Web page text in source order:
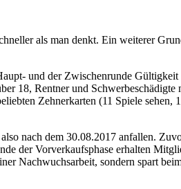
als man denkt. Ein weiterer
und der Zwischenrunde
18, Rentner und
Zehnerkarten (11 Spiele
nach dem 30.08.2017 anfallen.
der Vorverkaufsphase erhalten
Nachwuchsarbeit, sondern spart